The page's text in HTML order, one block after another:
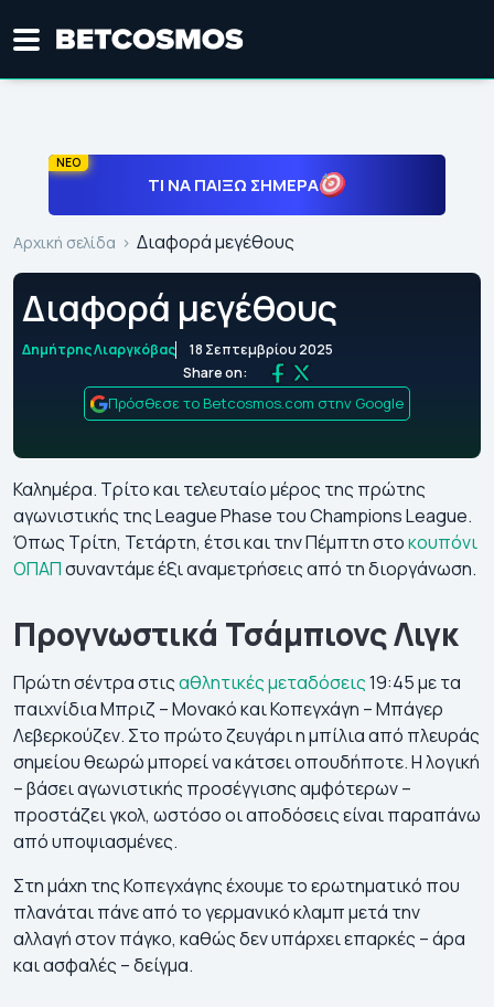
ΝΕΟ
ΤΙ ΝΑ ΠΑΊΞΩ ΣΉΜΕΡΑ
Αρχική σελίδα Διαφορά μεγέθους
Διαφορά μεγέθους
Δημήτρης Λιαργκόβας
18 Σεπτεμβρίου 2025
Share on:
Πρόσθεσε το Betcosmos.com στην Google
Καλημέρα. Τρίτο και τελευταίο μέρος της πρώτης
αγωνιστικής της League Phase του Champions League.
Όπως Τρίτη, Τετάρτη, έτσι και την Πέμπτη στοκουπόνι
ΟΠΑΠσυναντάμε έξι αναμετρήσεις από τη διοργάνωση.
Προγνωστικά Τσάμπιονς Λιγκ
Πρώτη σέντρα στιςαθλητικές μεταδόσεις19:45 με τα
παιχνίδια Μπριζ – Μονακό και Κοπεγχάγη – Μπάγερ
Λεβερκούζεν. Στο πρώτο ζευγάρι η μπίλια από πλευράς
σημείου θεωρώ μπορεί να κάτσει οπουδήποτε. Η λογική
– βάσει αγωνιστικής προσέγγισης αμφότερων –
προστάζει γκολ, ωστόσο οι αποδόσεις είναι παραπάνω
από υποψιασμένες.
Στη μάχη της Κοπεγχάγης έχουμε το ερωτηματικό που
πλανάται πάνε από το γερμανικό κλαμπ μετά την
αλλαγή στον πάγκο, καθώς δεν υπάρχει επαρκές – άρα
και ασφαλές – δείγμα.